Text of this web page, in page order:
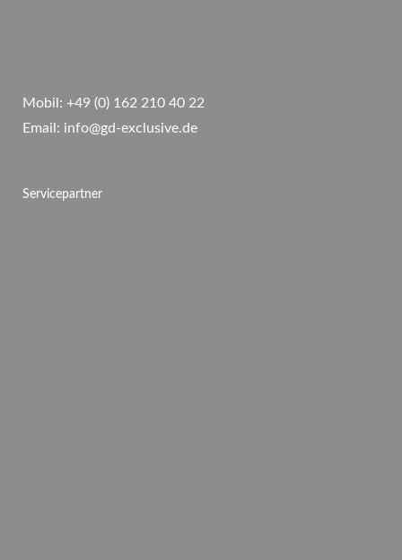
Mobil: +49 (0) 162 210 40 22
Email: info@gd-exclusive.de
Servicepartner